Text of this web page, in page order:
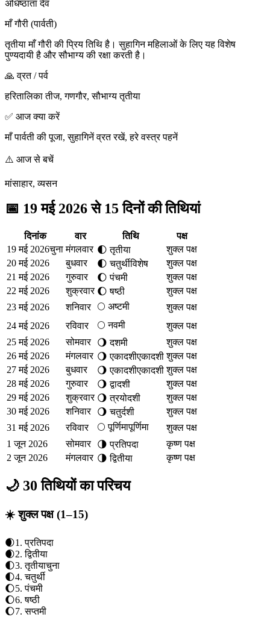
अधिष्ठाता देव
माँ गौरी (पार्वती)
तृतीया माँ गौरी की प्रिय तिथि है। सुहागिन महिलाओं के लिए यह विशेष
पुण्यदायी है और सौभाग्य की रक्षा करती है।
🙏 व्रत / पर्व
हरितालिका तीज, गणगौर, सौभाग्य तृतीया
✅ आज क्या करें
माँ पार्वती की पूजा, सुहागिनें व्रत रखें, हरे वस्त्र पहनें
⚠️ आज से बचें
मांसाहार, व्यसन
📅 19 मई 2026 से 15 दिनों की तिथियां
दिनांक वार तिथि
पक्ष
19 मई 2026चुना मंगलवार 🌓 तृतीया
शुक्ल पक्ष
20 मई 2026
बुधवार 🌓 चतुर्थीविशेष
शुक्ल पक्ष
21 मई 2026
गुरुवार 🌔 पंचमी
शुक्ल पक्ष
22 मई 2026
शुक्रवार 🌔 षष्ठी
शुक्ल पक्ष
23 मई 2026
शनिवार 🌕 अष्टमी
शुक्ल पक्ष
24 मई 2026
रविवार 🌕 नवमी
शुक्ल पक्ष
25 मई 2026
सोमवार 🌖 दशमी
शुक्ल पक्ष
26 मई 2026
मंगलवार 🌖 एकादशीएकादशी शुक्ल पक्ष
27 मई 2026
बुधवार 🌖 एकादशीएकादशी शुक्ल पक्ष
28 मई 2026
गुरुवार 🌖 द्वादशी
शुक्ल पक्ष
29 मई 2026
शुक्रवार 🌖 त्रयोदशी
शुक्ल पक्ष
30 मई 2026
शनिवार 🌖 चतुर्दशी
शुक्ल पक्ष
31 मई 2026
रविवार 🌕 पूर्णिमापूर्णिमा
शुक्ल पक्ष
1 जून 2026
सोमवार 🌗 प्रतिपदा
कृष्ण पक्ष
2 जून 2026
मंगलवार 🌗 द्वितीया कृष्ण पक्ष
🌙 30 तिथियों का परिचय
☀️ शुक्ल पक्ष (1–15)
🌒1 .प्रतिपदा
🌒2.द्वितीया
🌓3.तृतीयाचुना
🌓4.चतुर्थी
🌔5.पंचमी
🌔6.षष्ठी
🌔7.सप्तमी